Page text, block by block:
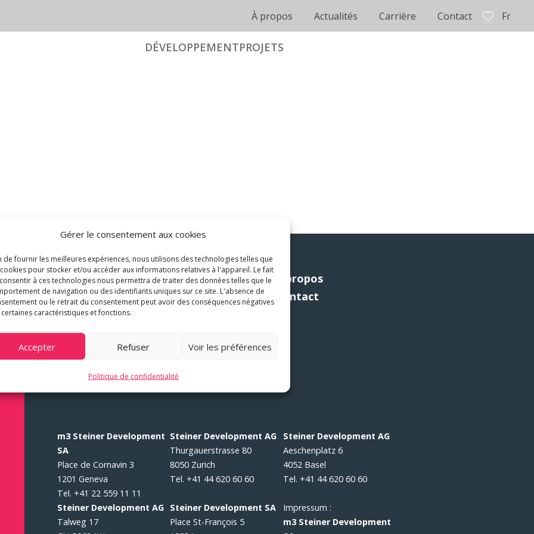
Gérer le consentement aux cookies
de fournir les meilleures expériences, nous utilisons des technologies telles que
pour stocker et/ou accéder aux informations relatives à l'appareil. Le fait
à ces technologies nous permettra de traiter des données telles que le
de navigation ou des identifiants uniques sur ce site. L'absence de
ou le retrait du consentement peut avoir des conséquences négatives
caractéristiques et fonctions.
Accepter Refuser Voir les préférences
Politique de confidentialité
À propos Actualités Carrière Contact Fr
DÉVELOPPEMENTPROJETS
Développement
Projets
À propos
Contact
m3 Steiner Development
SA
Place de Cornavin 3
1201 Geneva
Tel. +41 22 559 11 11
Steiner Development AG
Thurgauerstrasse 80
8050 Zurich
Tel. +41 44 620 60 60
Steiner Development AG
Aeschenplatz 6
4052 Basel
Tel. +41 44 620 60 60
Steiner Development AG
Talweg 17
Steiner Development SA
Place St-François 5
Impressum :
m3 Steiner Development